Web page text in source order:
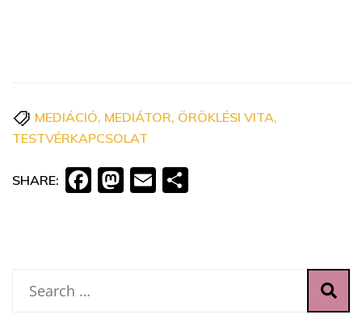
MEDIÁCIÓ, MEDIÁTOR, ÖRÖKLÉSI VITA,
TESTVÉRKAPCSOLAT
SHARE: Facebook
Mastodon
Email